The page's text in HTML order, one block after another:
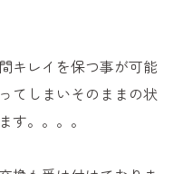
キレイを保つ事が可能
てしまいそのままの状
す。。。。